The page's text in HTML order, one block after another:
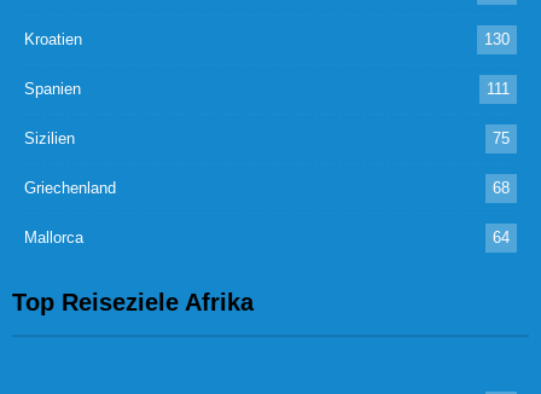
Kroatien 130
Spanien 111
Sizilien 75
Griechenland 68
Mallorca 64
Top Reiseziele Afrika